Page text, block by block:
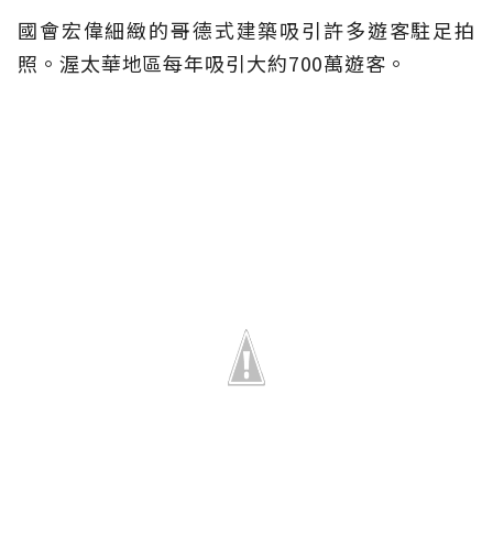
國會宏偉細緻的哥德式建築吸引許多遊客駐足拍
照。渥太華地區每年吸引大約700萬遊客。